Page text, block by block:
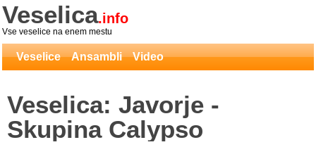
Veselica.info
Vse veselice na enem mestu
Veselice Ansambli Video
Veselica: Javorje -
Skupina Calypso